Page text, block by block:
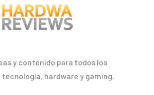
y contenido para todos los
hardware y gaming.